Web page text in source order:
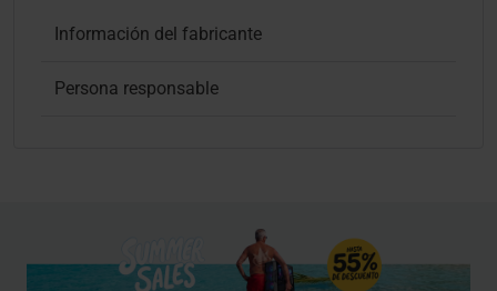
Información del fabricante
Persona responsable